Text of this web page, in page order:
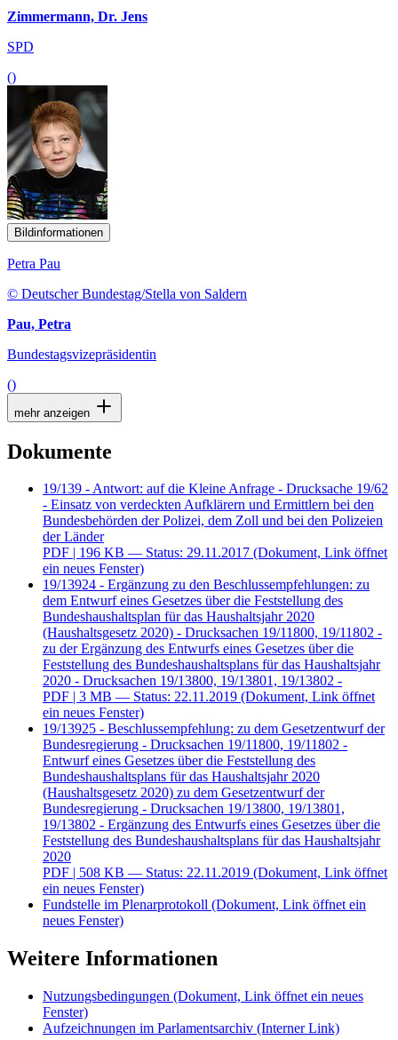
Zimmermann, Dr. Jens
SPD
()
Bildinformationen
Petra Pau
© Deutscher Bundestag/Stella von Saldern
Pau, Petra
Bundestagsvizepräsidentin
()
mehr anzeigen
Dokumente
19/139 - Antwort: auf die Kleine Anfrage - Drucksache 19/62
- Einsatz von verdeckten Aufklärern und Ermittlern bei den
Bundesbehörden der Polizei, dem Zoll und bei den Polizeien
der Länder
PDF | 196 KB — Status: 29.11.2017 (Dokument, Link öffnet
ein neues Fenster)
19/13924 - Ergänzung zu den Beschlussempfehlungen: zu
dem Entwurf eines Gesetzes über die Feststellung des
Bundeshaushaltsplan für das Haushaltsjahr 2020
(Haushaltsgesetz 2020) - Drucksachen 19/11800, 19/11802 -
zu der Ergänzung des Entwurfs eines Gesetzes über die
Feststellung des Bundeshaushaltsplans für das Haushaltsjahr
2020 - Drucksachen 19/13800, 19/13801, 19/13802 -
PDF | 3 MB — Status: 22.11.2019 (Dokument, Link öffnet
ein neues Fenster)
19/13925 - Beschlussempfehlung: zu dem Gesetzentwurf der
Bundesregierung - Drucksachen 19/11800, 19/11802 -
Entwurf eines Gesetzes über die Feststellung des
Bundeshaushaltsplans für das Haushaltsjahr 2020
(Haushaltsgesetz 2020) zu dem Gesetzentwurf der
Bundesregierung - Drucksachen 19/13800, 19/13801,
19/13802 - Ergänzung des Entwurfs eines Gesetzes über die
Feststellung des Bundeshaushaltsplans für das Haushaltsjahr
2020
PDF | 508 KB — Status: 22.11.2019 (Dokument, Link öffnet
ein neues Fenster)
Fundstelle im Plenarprotokoll (Dokument, Link öffnet ein
neues Fenster)
Weitere Informationen
Nutzungsbedingungen (Dokument, Link öffnet ein neues
Fenster)
Aufzeichnungen im Parlamentsarchiv (Interner Link)